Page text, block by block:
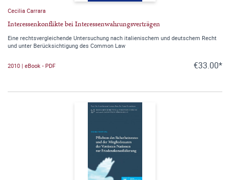
Cecilia Carrara
Interessenkonflikte bei Interessenwahrungsverträgen
Eine rechtsvergleichende Untersuchung nach italienischem und deutschem Recht
und unter Berücksichtigung des Common Law
2010 | eBook - PDF €33.00*